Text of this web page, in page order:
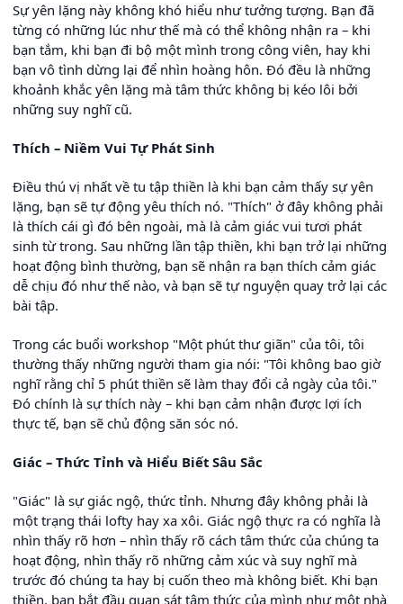
Sự yên lặng này không khó hiểu như tưởng tượng. Bạn đã
từng có những lúc như thế mà có thể không nhận ra – khi
bạn tắm, khi bạn đi bộ một mình trong công viên, hay khi
bạn vô tình dừng lại để nhìn hoàng hôn. Đó đều là những
khoảnh khắc yên lặng mà tâm thức không bị kéo lôi bởi
những suy nghĩ cũ.
Thích – Niềm Vui Tự Phát Sinh
Điều thú vị nhất về tu tập thiền là khi bạn cảm thấy sự yên
lặng, bạn sẽ tự động yêu thích nó. "Thích" ở đây không phải
là thích cái gì đó bên ngoài, mà là cảm giác vui tươi phát
sinh từ trong. Sau những lần tập thiền, khi bạn trở lại những
hoạt động bình thường, bạn sẽ nhận ra bạn thích cảm giác
dễ chịu đó như thế nào, và bạn sẽ tự nguyện quay trở lại các
bài tập.
Trong các buổi workshop "Một phút thư giãn" của tôi, tôi
thường thấy những người tham gia nói: "Tôi không bao giờ
nghĩ rằng chỉ 5 phút thiền sẽ làm thay đổi cả ngày của tôi."
Đó chính là sự thích này – khi bạn cảm nhận được lợi ích
thực tế, bạn sẽ chủ động săn sóc nó.
Giác – Thức Tỉnh và Hiểu Biết Sâu Sắc
"Giác" là sự giác ngộ, thức tỉnh. Nhưng đây không phải là
một trạng thái lofty hay xa xôi. Giác ngộ thực ra có nghĩa là
nhìn thấy rõ hơn – nhìn thấy rõ cách tâm thức của chúng ta
hoạt động, nhìn thấy rõ những cảm xúc và suy nghĩ mà
trước đó chúng ta hay bị cuốn theo mà không biết. Khi bạn
thiền, bạn bắt đầu quan sát tâm thức của mình như một nhà